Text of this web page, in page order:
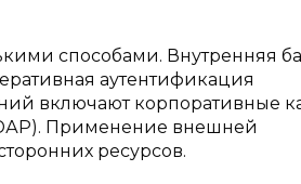
способами. Внутренняя
аутентификация
включают корпоративные
Применение внешней
ресурсов.